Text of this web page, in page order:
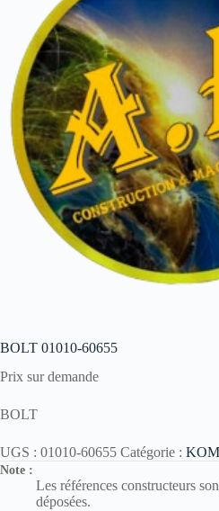
BOLT 01010-60655
Prix sur demande
BOLT
UGS : 01010-60655 Catégorie :
Note :
Les références constructeurs
déposées.